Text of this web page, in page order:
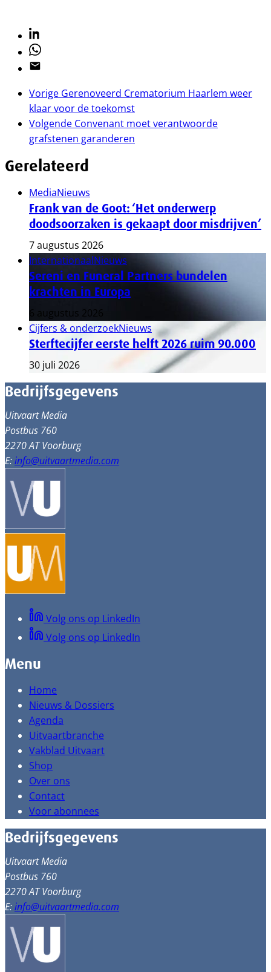
Linkedin
Whatsapp
Email
Vorige Gerenoveerd Crematorium Haarlem weer
klaar voor de toekomst
Volgende Convenant moet verantwoorde
grafstenen garanderen
Gerelateerd
MediaNieuws
Frank van de Goot: ‘Het onderwerp
doodsoorzaken is gekaapt door misdrijven’
7 augustus 2026
InternationaalNieuws
Sereni en Funeral Partners bundelen
krachten in Europa
6 augustus 2026
Cijfers & onderzoekNieuws
Sterftecijfer eerste helft 2026 ruim 90.000
30 juli 2026
Bedrijfsgegevens
Uitvaart Media
Postbus 760
2270 AT Voorburg
E:info@uitvaartmedia.com
Volg ons op LinkedIn
Volg ons op LinkedIn
Menu
Home
Nieuws & Dossiers
Agenda
Uitvaartbranche
Vakblad Uitvaart
Shop
Over ons
Contact
Voor abonnees
Bedrijfsgegevens
Uitvaart Media
Postbus 760
2270 AT Voorburg
E:info@uitvaartmedia.com